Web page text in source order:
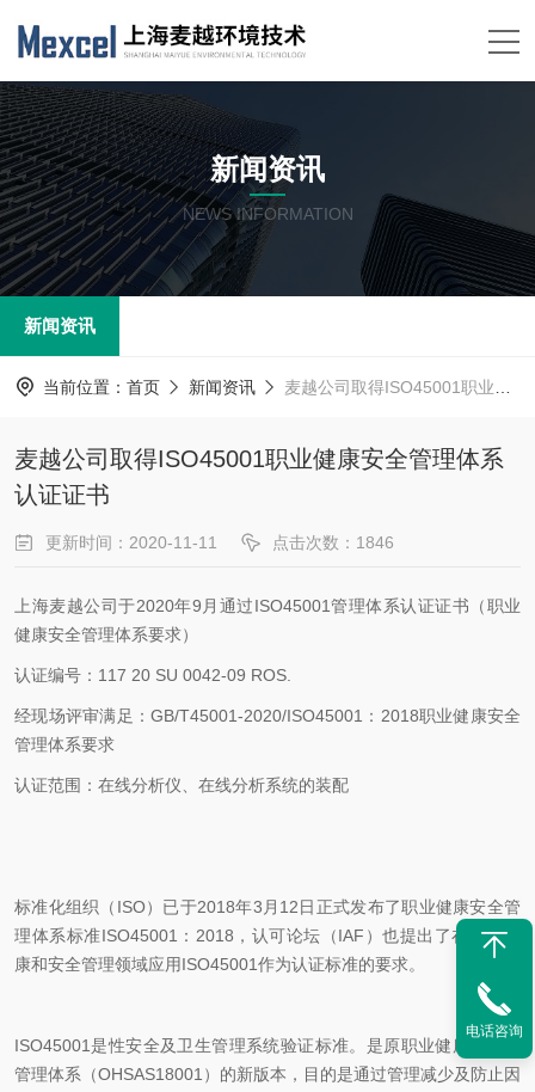
新闻资讯
NEWS INFORMATION
新闻资讯
当前位置： 首页 新闻资讯 麦越公司取得ISO45001职业健康安全管理体系认证证书
麦越公司取得ISO45001职业健康安全管理体系
认证证书
更新时间：2020-11-11 点击次数：1846
上海麦越公司于2020年9月通过ISO45001管理体系认证证书（职业
健康安全管理体系要求）
认证编号：117 20 SU 0042-09 ROS.
经现场评审满足：GB/T45001-2020/ISO45001：2018职业健康安全
管理体系要求
认证范围：在线分析仪、在线分析系统的装配
标准化组织（ISO）已于2018年3月12日正式发布了职业健康安全管
理体系标准ISO45001：2018，认可论坛（IAF）也提出了在职业健
康和安全管理领域应用ISO45001作为认证标准的要求。
ISO45001是性安全及卫生管理系统验证标准。是原职业健康及安全
管理体系（OHSAS18001）的新版本，目的是通过管理减少及防止因
电话咨询